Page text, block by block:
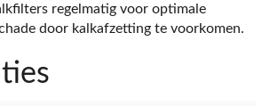
regelmatig voor optimale
door kalkafzetting te voorkomen.